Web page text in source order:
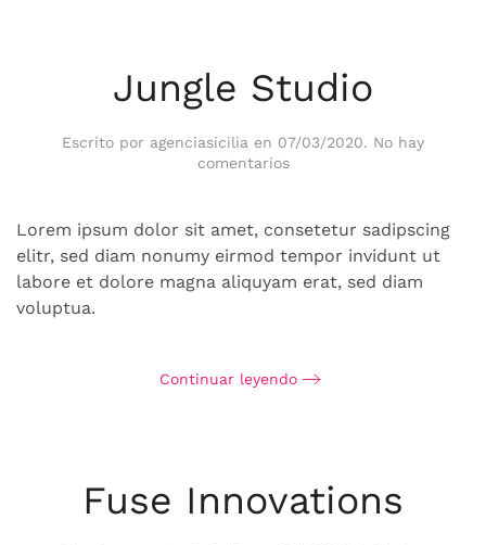
Jungle Studio
Escrito por agenciasicilia en 07/03/2020. No hay
comentariosen
Lorem ipsum dolor sit amet, consetetur sadipscing
elitr, sed diam nonumy eirmod tempor invidunt ut
labore et dolore magna aliquyam erat, sed diam
voluptua.
Continuar leyendo
Fuse Innovations